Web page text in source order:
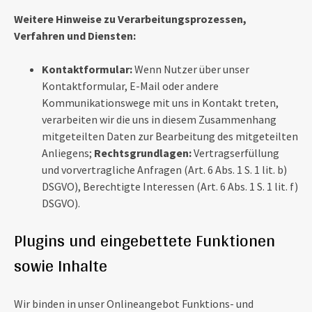
Weitere Hinweise zu Verarbeitungsprozessen,
Verfahren und Diensten:
Kontaktformular:Wenn Nutzer über unser
Kontaktformular, E-Mail oder andere
Kommunikationswege mit uns in Kontakt treten,
verarbeiten wir die uns in diesem Zusammenhang
mitgeteilten Daten zur Bearbeitung des mitgeteilten
Anliegens; Rechtsgrundlagen:Vertragserfüllung
und vorvertragliche Anfragen (Art. 6 Abs. 1 S. 1 lit. b)
DSGVO), Berechtigte Interessen (Art. 6 Abs. 1 S. 1 lit. f)
DSGVO).
Plugins und eingebettete Funktionen
sowie Inhalte
Wir binden in unser Onlineangebot Funktions- und